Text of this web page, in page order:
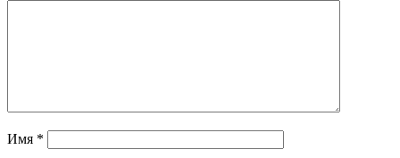
Имя *